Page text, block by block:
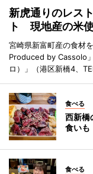
新虎通りのレス
ト 現地産の米
宮崎県新富町産の食材
Produced by Cassolo
ロ）」（港区新橋4、
食べる
西新橋
食いも
食べる